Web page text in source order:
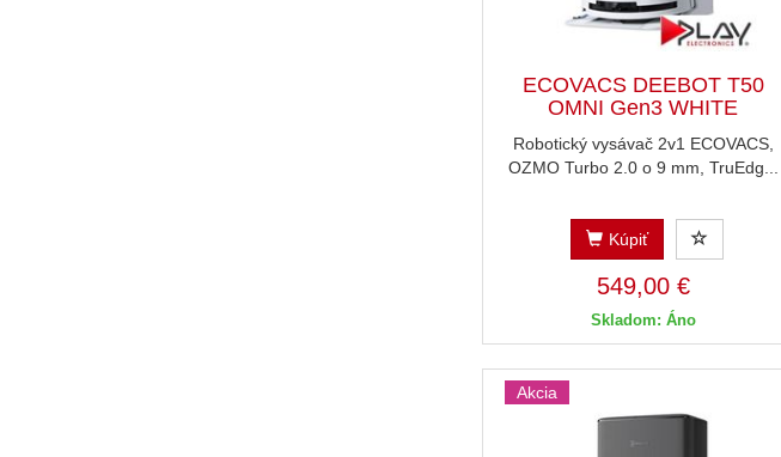
ECOVACS DEEBOT T50
OMNI Gen3 WHITE
Robotický vysávač 2v1 ECOVACS,
OZMO Turbo 2.0 o 9 mm, TruEdg...
Kúpiť
549,00 €
Skladom: Áno
Akcia